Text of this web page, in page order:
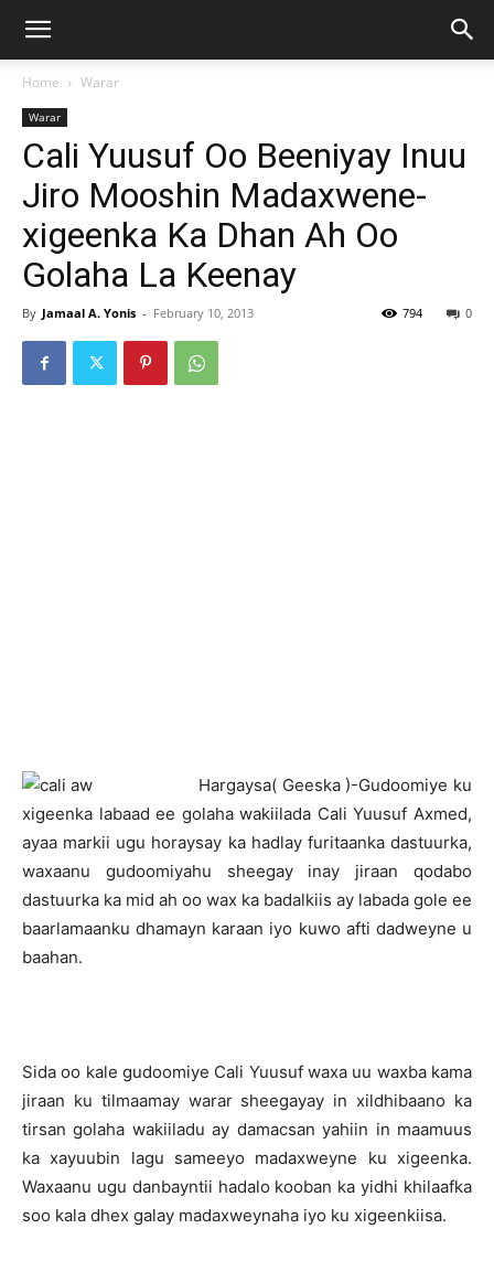
Home Warar
Warar
Cali Yuusuf Oo Beeniyay Inuu
Jiro Mooshin Madaxwene-
xigeenka Ka Dhan Ah Oo
Golaha La Keenay
By Jamaal A. Yonis - February 10, 2013 0
794
Hargaysa( Geeska )-Gudoomiye ku
xigeenka labaad ee golaha wakiilada Cali Yuusuf Axmed,
ayaa markii ugu horaysay ka hadlay furitaanka dastuurka,
waxaanu gudoomiyahu sheegay inay jiraan qodabo
dastuurka ka mid ah oo wax ka badalkiis ay labada gole ee
baarlamaanku dhamayn karaan iyo kuwo afti dadweyne u
baahan.
Sida oo kale gudoomiye Cali Yuusuf waxa uu waxba kama
jiraan ku tilmaamay warar sheegayay in xildhibaano ka
tirsan golaha wakiiladu ay damacsan yahiin in maamuus
ka xayuubin lagu sameeyo madaxweyne ku xigeenka.
Waxaanu ugu danbayntii hadalo kooban ka yidhi khilaafka
soo kala dhex galay madaxweynaha iyo ku xigeenkiisa.